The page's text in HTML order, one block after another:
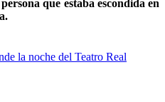
que estaba escondida en
la noche del Teatro Real